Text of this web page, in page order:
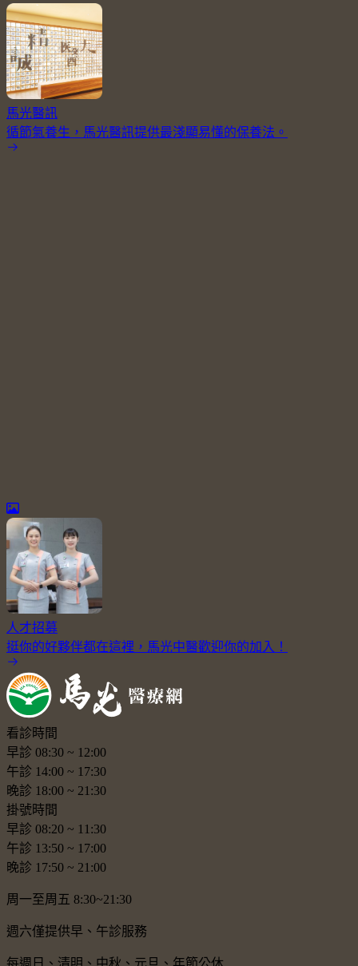
馬光醫訊
循節氣養生，馬光醫訊提供最淺顯易懂的保養法。
人才招募
挺你的好夥伴都在這裡，馬光中醫歡迎你的加入！
看診時間
早診 08:30 ~ 12:00
午診 14:00 ~ 17:30
晚診 18:00 ~ 21:30
掛號時間
早診 08:20 ~ 11:30
午診 13:50 ~ 17:00
晚診 17:50 ~ 21:00
周一至周五 8:30~21:30
週六僅提供早、午診服務
每週日、清明、中秋、元旦、年節公休